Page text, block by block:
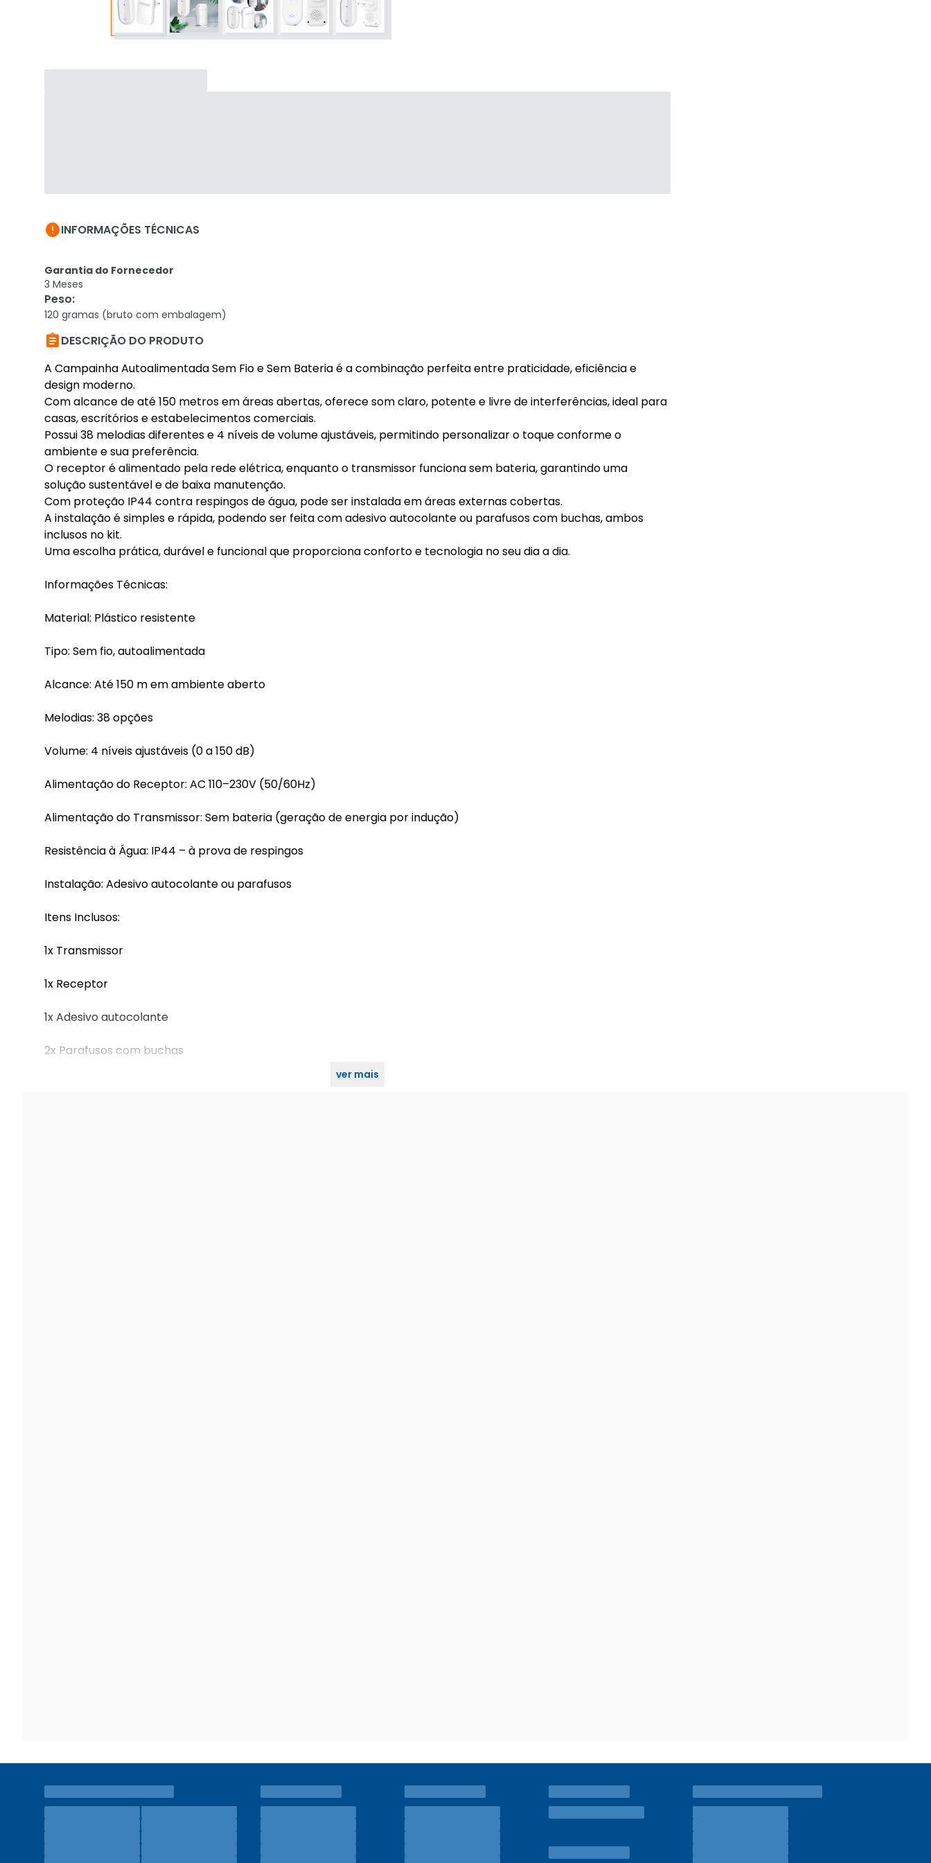
INFORMAÇÕES TÉCNICAS
Garantia do Fornecedor
3 Meses
Peso:
120 gramas (bruto com embalagem)
DESCRIÇÃO DO PRODUTO
A Campainha Autoalimentada Sem Fio e Sem Bateria é a combinação perfeita entre praticidade, eficiência e
design moderno.
Com alcance de até 150 metros em áreas abertas, oferece som claro, potente e livre de interferências, ideal para
casas, escritórios e estabelecimentos comerciais.
Possui 38 melodias diferentes e 4 níveis de volume ajustáveis, permitindo personalizar o toque conforme o
ambiente e sua preferência.
O receptor é alimentado pela rede elétrica, enquanto o transmissor funciona sem bateria, garantindo uma
solução sustentável e de baixa manutenção.
Com proteção IP44 contra respingos de água, pode ser instalada em áreas externas cobertas.
A instalação é simples e rápida, podendo ser feita com adesivo autocolante ou parafusos com buchas, ambos
inclusos no kit.
Uma escolha prática, durável e funcional que proporciona conforto e tecnologia no seu dia a dia.
Informações Técnicas:
Material: Plástico resistente
Tipo: Sem fio, autoalimentada
Alcance: Até 150 m em ambiente aberto
Melodias: 38 opções
Volume: 4 níveis ajustáveis (0 a 150 dB)
Alimentação do Receptor: AC 110–230V (50/60Hz)
Alimentação do Transmissor: Sem bateria (geração de energia por indução)
Resistência à Água: IP44 – à prova de respingos
Instalação: Adesivo autocolante ou parafusos
Itens Inclusos:
1x Transmissor
1x Receptor
1x Adesivo autocolante
2x Parafusos com buchas
ver mais